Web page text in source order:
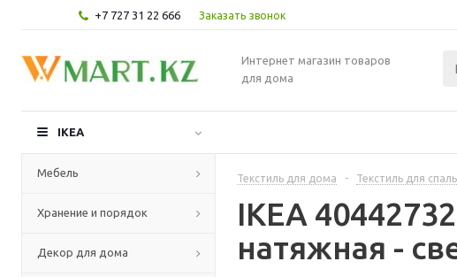
+7 727 31 22 666 Заказать звонок
Интернет магазин товаров
для дома
IKEA
Мебель
Хранение и порядок
Декор для дома
Текстиль для дома - Текстиль для
IKEA
натяжная -